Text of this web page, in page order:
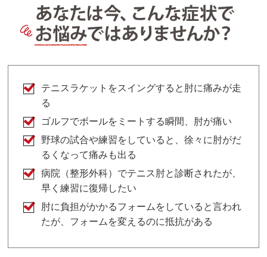
テニスラケットをスイングすると肘に痛みが走
る
ゴルフでボールをミートする瞬間、肘が痛い
野球の試合や練習をしていると、徐々に肘がだ
るくなって痛みも出る
病院（整形外科）でテニス肘と診断されたが、
早く練習に復帰したい
肘に負担がかかるフォームをしていると言われ
たが、フォームを変えるのに抵抗がある